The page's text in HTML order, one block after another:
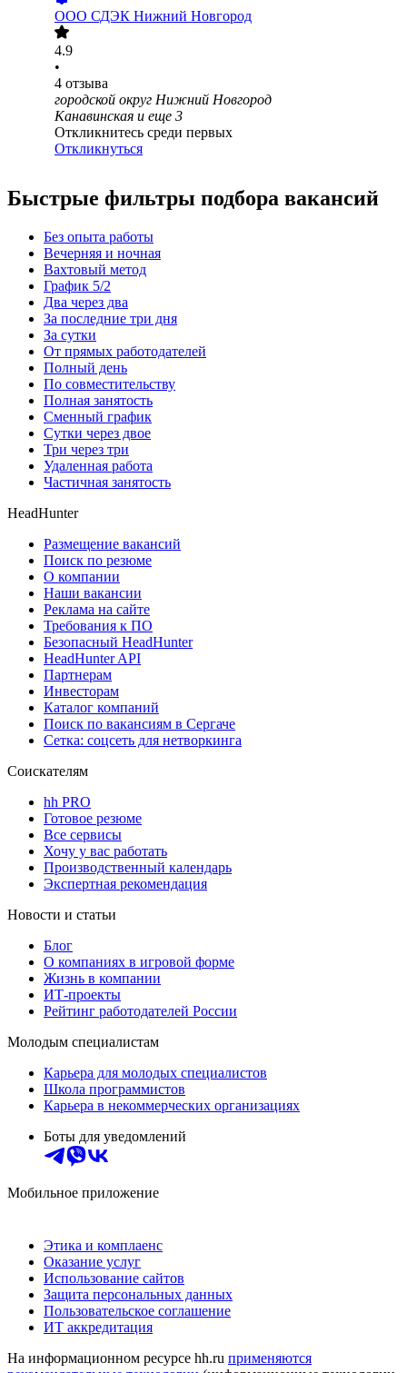
ООО СДЭК Нижний Новгород
4.9
•
4 отзыва
городской округ Нижний Новгород
Канавинская и еще 3
Откликнитесь среди первых
Откликнуться
Быстрые фильтры подбора вакансий
Без опыта работы
Вечерняя и ночная
Вахтовый метод
График 5/2
Два через два
За последние три дня
За сутки
От прямых работодателей
Полный день
По совместительству
Полная занятость
Сменный график
Сутки через двое
Три через три
Удаленная работа
Частичная занятость
HeadHunter
Размещение вакансий
Поиск по резюме
О компании
Наши вакансии
Реклама на сайте
Требования к ПО
Безопасный HeadHunter
HeadHunter API
Партнерам
Инвесторам
Каталог компаний
Поиск по вакансиям в Сергаче
Сетка: соцсеть для нетворкинга
Соискателям
hh PRO
Готовое резюме
Все сервисы
Хочу у вас работать
Производственный календарь
Экспертная рекомендация
Новости и статьи
Блог
О компаниях в игровой форме
Жизнь в компании
ИТ-проекты
Рейтинг работодателей России
Молодым специалистам
Карьера для молодых специалистов
Школа программистов
Карьера в некоммерческих организациях
Боты для уведомлений
Мобильное приложение
Этика и комплаенс
Оказание услуг
Использование сайтов
Защита персональных данных
Пользовательское соглашение
ИТ аккредитация
На информационном ресурсе hh.ru применяются